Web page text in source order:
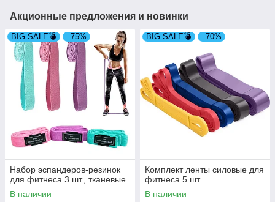
Акционные предложения и новинки
BIG SALE💣 –75%
Набор эспандеров-резинок
для фитнеса 3 шт., тканевые
В наличии
BIG SALE💣 –70%
Комплект ленты силовые для
фитнеса 5 шт.
В наличии